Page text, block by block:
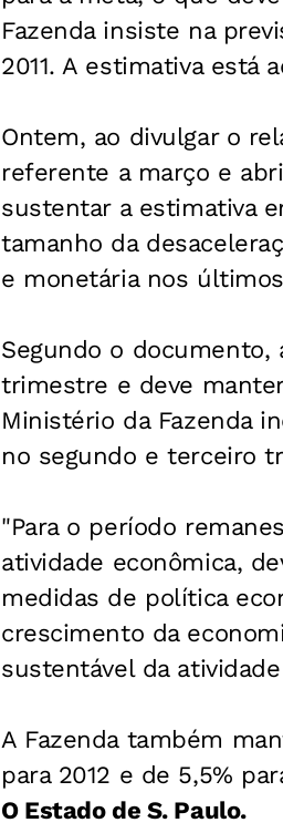
Fazenda insiste na
2011. A estimativa está
Ontem, ao divulgar o
referente a março e
sustentar a estimativa
tamanho da
e monetária nos
Segundo o
trimestre e deve
Ministério da Fazenda
no segundo e terceiro
"Para o período
atividade econômica,
medidas de política
crescimento da
sustentável da
A Fazenda também
para 2012 e de 5,5%
O Estado de S. Paulo.